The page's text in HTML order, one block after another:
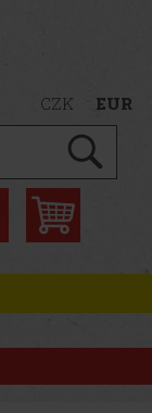
CZK EUR